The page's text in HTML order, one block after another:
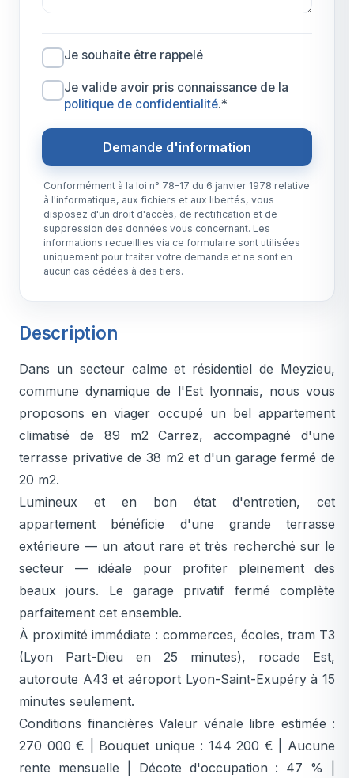
Je souhaite être rappelé
Je valide avoir pris connaissance de la
politique de confidentialité.*
Demande d'information
Conformément à la loi n° 78-17 du 6 janvier 1978 relative
à l'informatique, aux fichiers et aux libertés, vous
disposez d'un droit d'accès, de rectification et de
suppression des données vous concernant. Les
informations recueillies via ce formulaire sont utilisées
uniquement pour traiter votre demande et ne sont en
aucun cas cédées à des tiers.
Description
Dans un secteur calme et résidentiel de Meyzieu,
commune dynamique de l'Est lyonnais, nous vous
proposons en viager occupé un bel appartement
climatisé de 89 m2 Carrez, accompagné d'une
terrasse privative de 38 m2 et d'un garage fermé de
20 m2.
Lumineux et en bon état d'entretien, cet
appartement bénéficie d'une grande terrasse
extérieure — un atout rare et très recherché sur le
secteur — idéale pour profiter pleinement des
beaux jours. Le garage privatif fermé complète
parfaitement cet ensemble.
À proximité immédiate : commerces, écoles, tram T3
(Lyon Part-Dieu en 25 minutes), rocade Est,
autoroute A43 et aéroport Lyon-Saint-Exupéry à 15
minutes seulement.
Conditions financières Valeur vénale libre estimée :
270 000 € | Bouquet unique : 144 200 € | Aucune
rente mensuelle | Décote d'occupation : 47 % |